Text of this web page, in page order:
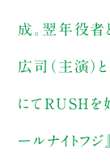
成。翌年役者
広司（主演）
にてRUSHを
ールナイトフ